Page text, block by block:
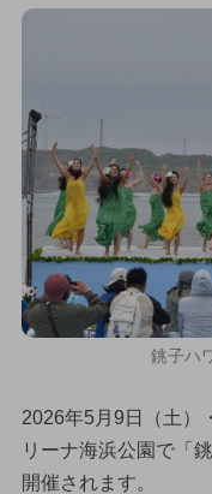
銚子ハ
2026年5月9日（土）
リーナ海浜公園で「
開催されます。